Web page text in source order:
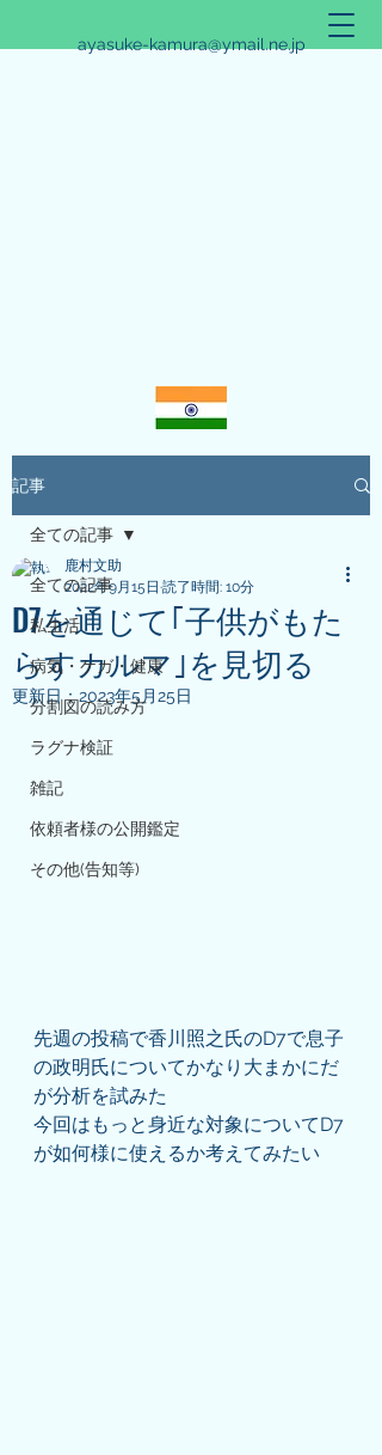
ayasuke-kamura@ymail.ne.jp
アリシュタ・バンガ~JYOTISHのススメ~
記事
全ての記事
私生活
病気・ケガ・健康
分割図の読み方
ラグナ検証
雑記
依頼者様の公開鑑定
その他(告知等)
全ての記事
D7を通じて｢子供がもた
らすカルマ｣を見切る
鹿村文助
2022年9月15日 読了時間: 10分
更新日：2023年5月25日
先週の投稿で香川照之氏のD7で息子
の政明氏についてかなり大まかにだ
が分析を試みた
今回はもっと身近な対象についてD7
が如何様に使えるか考えてみたい